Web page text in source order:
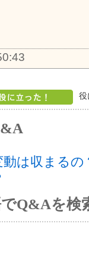
役
動は収まるの
Q&Aを検